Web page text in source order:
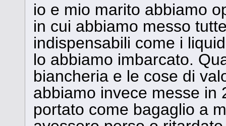
io e mio marito abbiamo
in cui abbiamo messo
indispensabili come i
lo abbiamo imbarcato.
biancheria e le cose di
abbiamo invece messe in
portato come bagaglio a